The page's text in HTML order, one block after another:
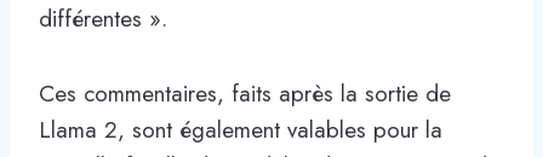
différentes ».
Ces commentaires, faits après la sortie de
Llama 2, sont également valables pour la